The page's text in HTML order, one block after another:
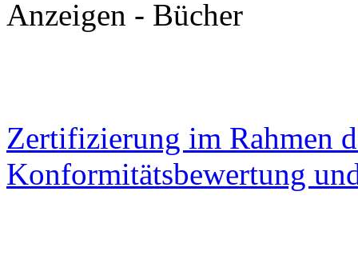
Anzeigen - Bücher
Zertifizierung im Rahmen
Konformitätsbewertung